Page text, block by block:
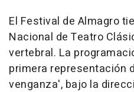
El Festival de Almagro
Nacional de Teatro
vertebral. La
primera representación
venganza', bajo la